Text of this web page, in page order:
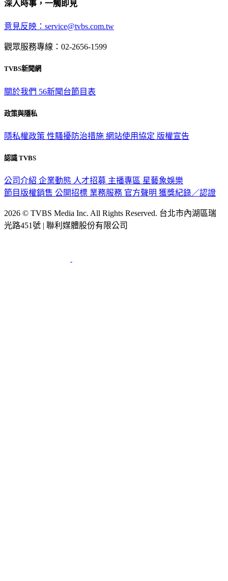
深入時事，一觸即見
意見反映：service@tvbs.com.tw
觀眾服務專線：02-2656-1599
TVBS新聞網
關於我們 56新聞台節目表
政策與隱私
隱私權政策 性騷擾防治措施 網站使用協定 版權宣告
認識 TVBS
公司介紹 企業動態 人才招募 主播專區 星藝象娛樂
節目版權銷售 公開招標 業務服務 官方聲明 獲獎紀錄／認證
2026 © TVBS Media Inc. All Rights Reserved. 台北市內湖區瑞
光路451號 | 聯利媒體股份有限公司